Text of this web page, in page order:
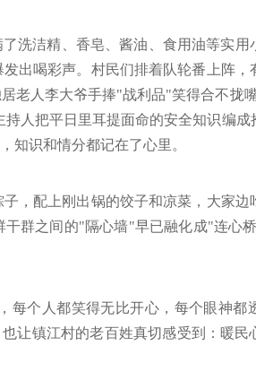
洗洁精、香皂、酱油、食用油等实用
出喝彩声。村民们排着队轮番上阵，
老人李大爷手捧"战利品"笑得合不拢
人把平日里耳提面命的安全知识编成
知识和情分都记在了心里。
，配上刚出锅的饺子和凉菜，大家
群之间的"隔心墙"早已融化成"连心
个人都笑得无比开心，每个眼神都
让镇江村的老百姓真切感受到：暖民